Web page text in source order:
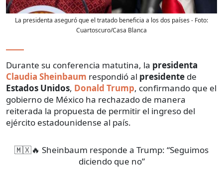
La presidenta aseguró que el tratado beneficia a los dos países - Foto:
Cuartoscuro/Casa Blanca
Durante su conferencia matutina, la presidenta
Claudia Sheinbaum respondió al presidente de
Estados Unidos, Donald Trump, confirmando que el
gobierno de México ha rechazado de manera
reiterada la propuesta de permitir el ingreso del
ejército estadounidense al país.
🇲🇽🔥 Sheinbaum responde a Trump: “Seguimos
diciendo que no”